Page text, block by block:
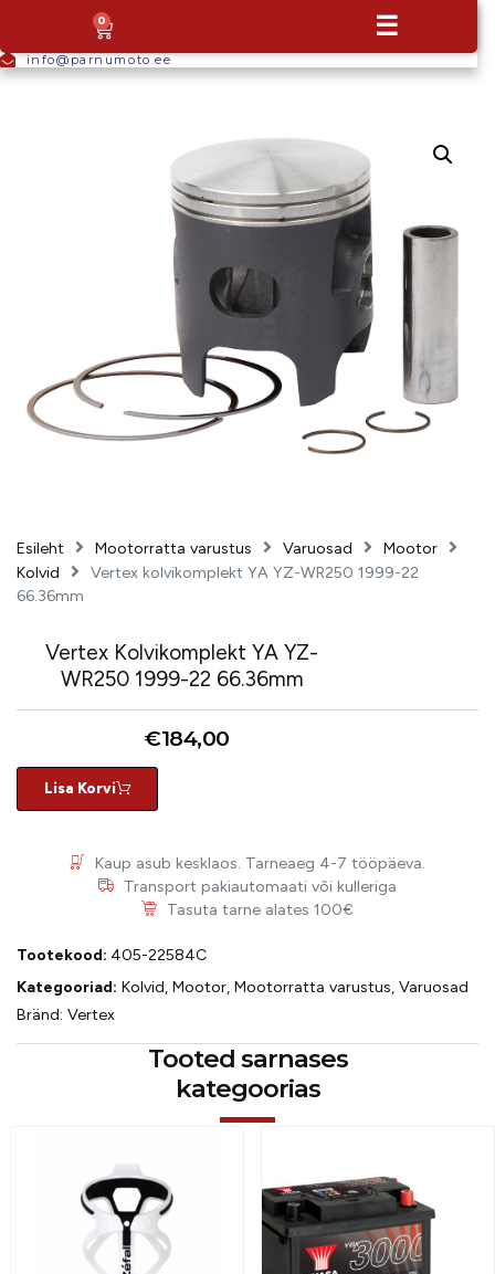
info@parnumoto.ee
0 ☰
Esileht Mootorratta varustus Varuosad
Mootor
Kolvid
Vertex kolvikomplekt YA YZ-WR250 1999-22
66.36mm
Vertex Kolvikomplekt YA YZ-
WR250 1999-22 66.36mm
€184,00
Lisa Korvi
Kaup asub kesklaos. Tarneaeg 4-7 tööpäeva.
Transport pakiautomaati või kulleriga
Tasuta tarne alates 100€
Tootekood: 405-22584C
Kategooriad: Kolvid, Mootor, Mootorratta varustus, Varuosad
Bränd: Vertex
Tooted sarnases
kategoorias